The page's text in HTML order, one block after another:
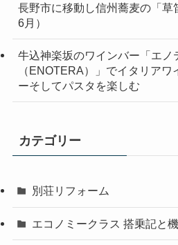
長野市に移動し信州蕎麦の「草
6月）
牛込神楽坂のワインバー「エノ
（ENOTERA）」でイタリアワ
ーそしてパスタを楽しむ
カテゴリー
別荘リフォーム
エコノミークラス 搭乗記と